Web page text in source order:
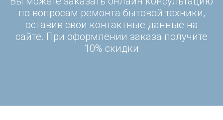
по вопросам ремонта бытовой техники,
оставив свои контактные данные на
сайте. При оформлении заказа получите
10% скидки